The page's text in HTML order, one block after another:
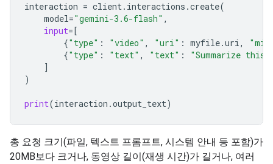
interaction = client. interactions .create(
model="gemini-3.6-flash" ,
input=[
{"type" : "video" , "uri" : myfile.uri,
{"type" : "text" , "text" :
"Summarize
]
)
print(interaction .output_text)
총 요청 크기(파일, 텍스트 프롬프트, 시스템 안내 등 포함)가
20MB보다 크거나, 동영상 길이(재생 시간)가 길거나, 여러